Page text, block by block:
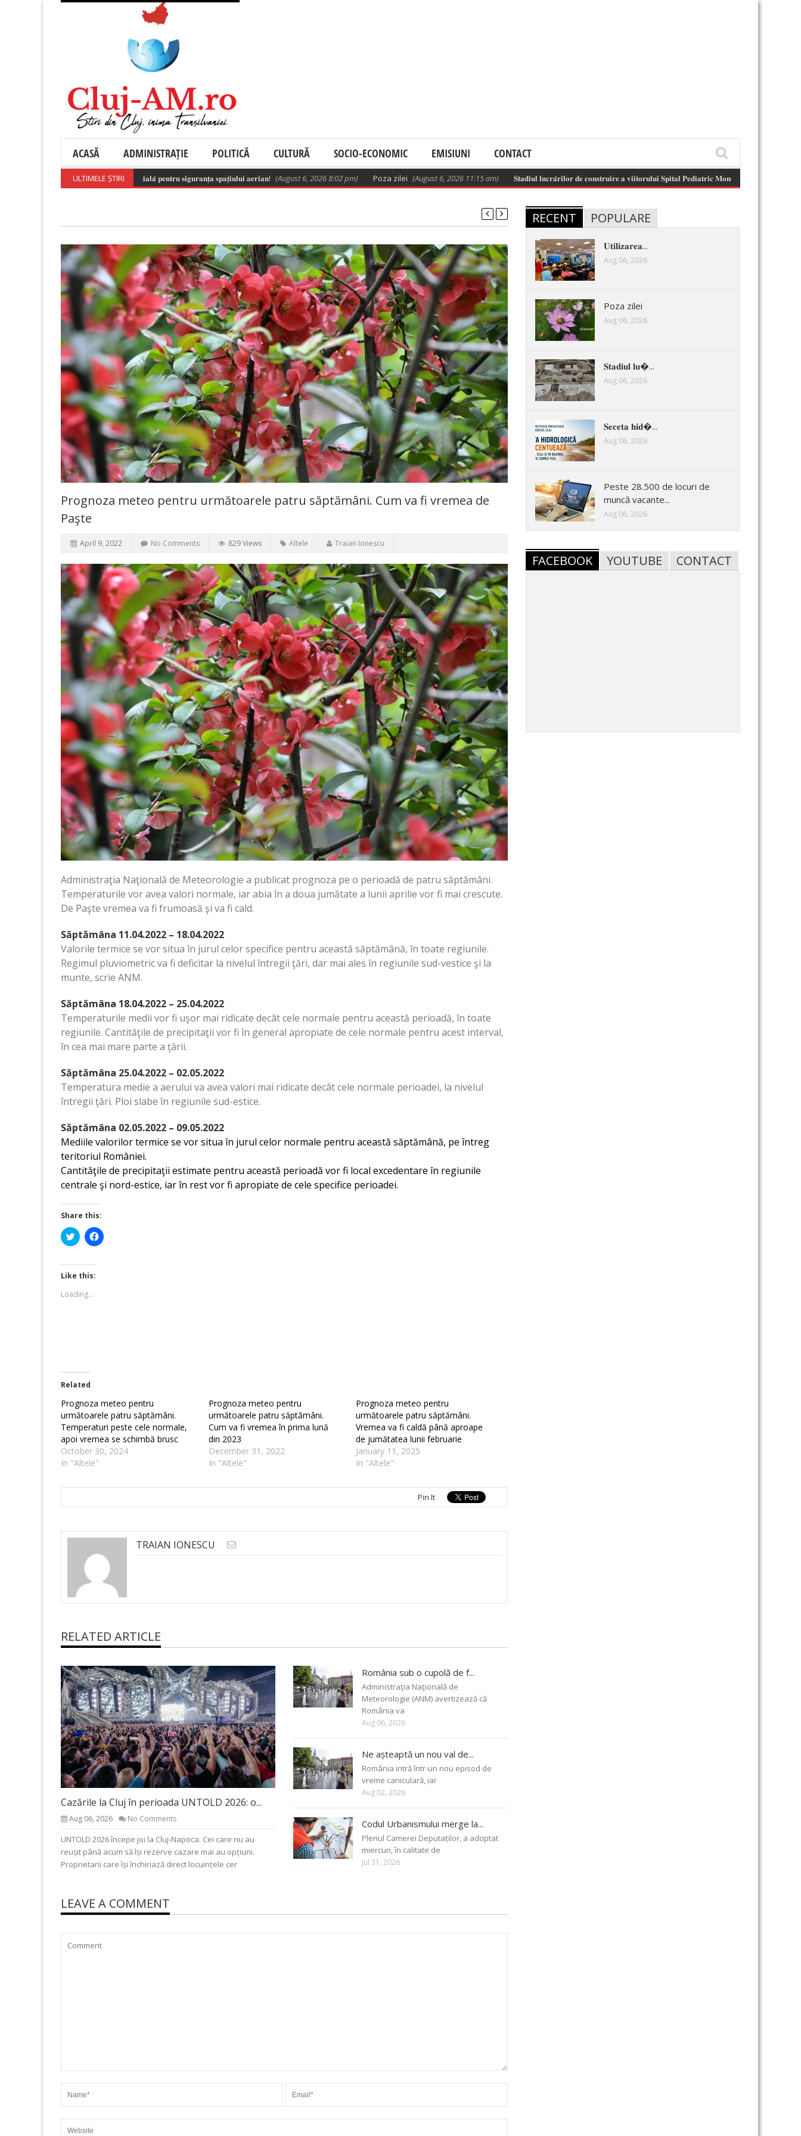
ACASĂ ADMINISTRAȚIE POLITICĂ CULTURĂ SOCIO-ECONOMIC EMISIUNI CONTACT
ULTIMELE ȘTIRI
𝐚 𝐝𝐫𝐨𝐧𝐞𝐥𝐨𝐫 𝐞𝐬𝐭𝐞 𝐞𝐬𝐞𝐧𝐭̦𝐢𝐚𝐥𝐚̆ 𝐩𝐞𝐧𝐭𝐫𝐮 𝐬𝐢𝐠𝐮𝐫𝐚𝐧𝐭̦𝐚 𝐬𝐩𝐚𝐭̦𝐢𝐮𝐥𝐮𝐢 𝐚𝐞𝐫𝐢𝐚𝐧! (August 6, 2026 8:02 pm) Poza zilei (August 6, 2026 11:15 am) 𝐒𝐭𝐚𝐝𝐢𝐮𝐥 𝐥𝐮𝐜𝐫𝐚̆𝐫𝐢𝐥𝐨𝐫 𝐝𝐞 𝐜𝐨𝐧𝐬𝐭𝐫𝐮𝐢𝐫𝐞 𝐚 𝐯𝐢𝐢𝐭𝐨𝐫𝐮𝐥𝐮𝐢 𝐒𝐩𝐢𝐭𝐚𝐥 𝐏𝐞𝐝𝐢𝐚𝐭𝐫𝐢𝐜 𝐌𝐨𝐧𝐨𝐛𝐥𝐨𝐜 . (August 6, 2026 11:13
Prognoza meteo pentru următoarele patru săptămâni. Cum va fi vremea de
Paşte
April 9, 2022 No Comments 829 Views Altele Traian Ionescu
Administraţia Naţională de Meteorologie a publicat prognoza pe o perioadă de patru săptămâni.
Temperaturile vor avea valori normale, iar abia în a doua jumătate a lunii aprilie vor fi mai crescute.
De Paşte vremea va fi frumoasă şi va fi cald.
Săptămâna 11.04.2022 – 18.04.2022
Valorile termice se vor situa în jurul celor specifice pentru această săptămână, în toate regiunile.
Regimul pluviometric va fi deficitar la nivelul întregii ţări, dar mai ales în regiunile sud-vestice şi la
munte, scrie ANM.
Săptămâna 18.04.2022 – 25.04.2022
Temperaturile medii vor fi uşor mai ridicate decât cele normale pentru această perioadă, în toate
regiunile. Cantităţile de precipitaţii vor fi în general apropiate de cele normale pentru acest interval,
în cea mai mare parte a ţării.
Săptămâna 25.04.2022 – 02.05.2022
Temperatura medie a aerului va avea valori mai ridicate decât cele normale perioadei, la nivelul
întregii ţări. Ploi slabe în regiunile sud-estice.
Săptămâna 02.05.2022 – 09.05.2022
Mediile valorilor termice se vor situa în jurul celor normale pentru această săptămână, pe întreg
teritoriul României.
Cantităţile de precipitaţii estimate pentru această perioadă vor fi local excedentare în regiunile
centrale şi nord-estice, iar în rest vor fi apropiate de cele specifice perioadei.
Share this:
Click
to
Twitter
(Opens
in
new
window)
Click
to
Like this:
Loading...
Related
Prognoza meteo pentru
următoarele patru săptămâni.
Temperaturi peste cele normale,
apoi vremea se schimbă brusc
October 30, 2024
In "Altele"
Prognoza meteo pentru
următoarele patru săptămâni.
Cum va fi vremea în prima lună
din 2023
December 31, 2022
In "Altele"
Prognoza meteo pentru
următoarele patru săptămâni.
Vremea va fi caldă până aproape
de jumătatea lunii februarie
January 11, 2025
In "Altele"
Pin It
TRAIAN IONESCU
RELATED ARTICLE
Cazările la Cluj în perioada UNTOLD 2026: o...
Aug 06, 2026 No Comments
UNTOLD 2026 începe joi la Cluj-Napoca. Cei care nu au
reușit până acum să își rezerve cazare mai au opțiuni.
Proprietarii care își închiriază direct locuințele cer
România sub o cupolă de f...
Administraţia Naţională de
Meteorologie (ANM) avertizează că
România va
Aug 06, 2026
Ne așteaptă un nou val de...
România intră într-un nou episod de
vreme caniculară, iar
Aug 02, 2026
Codul Urbanismului merge la...
Plenul Camerei Deputaților, a adoptat
miercuri, în calitate de
Jul 31, 2026
LEAVE A COMMENT
RECENT POPULARE
𝐔𝐭𝐢𝐥𝐢𝐳𝐚𝐫𝐞𝐚...
Aug 06, 2026
Poza zilei
Aug 06, 2026
𝐒𝐭𝐚𝐝𝐢𝐮𝐥 𝐥𝐮�...
Aug 06, 2026
𝐒𝐞𝐜𝐞𝐭𝐚 𝐡𝐢𝐝�...
Aug 06, 2026
Peste 28.500 de locuri de
muncă vacante...
Aug 06, 2026
FACEBOOK YOUTUBE CONTACT